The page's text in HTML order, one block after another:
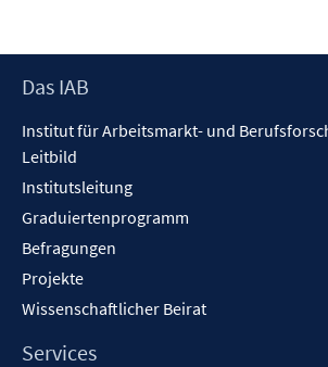
Footer
Das IAB
Institut für Arbeitsmarkt- und
Leitbild
Institutsleitung
Graduiertenprogramm
Befragungen
Projekte
Wissenschaftlicher Beirat
Services